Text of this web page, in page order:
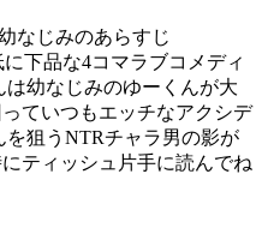
なじみのあらすじ
下品な4コマラブコメディ
幼なじみのゆーくんが大
ていつもエッチなアクシデ
狙うNTRチャラ男の影が
ティッシュ片手に読んでね